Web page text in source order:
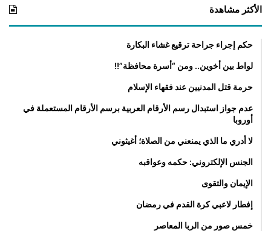
الأكثر مشاهدة
حكم إجراء جراحة ترقيع غشاء البكارة
لواط بين أخوين.. ومن “أسرة محافظة”!!
حرمة قتل المدنيين عند فقهاء الإسلام
عدم جواز استبدال رسم الأرقام العربية برسم الأرقام المستعملة في
أوروبا
لا أدري ما الذي يمنعني من الصلاة؛ أغيثوني
الجنس الإلكتروني: حكمه وعواقبه
الإيمان والتقوى
إفطار لاعبي كرة القدم في رمضان
خمس صور من الربا المعاصر